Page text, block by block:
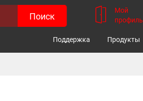
Мой
профиль
Поддержка Продукты